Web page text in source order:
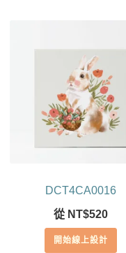
DCT4CA0016
從 NT$520
開始線上設計